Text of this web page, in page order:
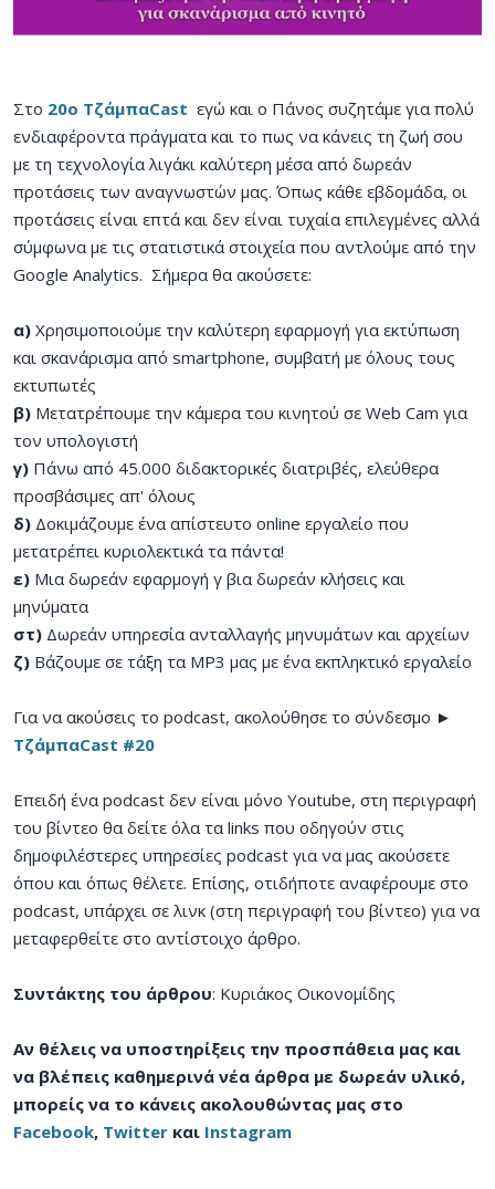
Στο 20ο ΤζάμπαCast εγώ και ο Πάνος συζητάμε για πολύ
ενδιαφέροντα πράγματα και το πως να κάνεις τη ζωή σου
με τη τεχνολογία λιγάκι καλύτερη μέσα από δωρεάν
προτάσεις των αναγνωστών μας. Όπως κάθε εβδομάδα, οι
προτάσεις είναι επτά και δεν είναι τυχαία επιλεγμένες αλλά
σύμφωνα με τις στατιστικά στοιχεία που αντλούμε από την
Google Analytics. Σήμερα θα ακούσετε:
α) Χρησιμοποιούμε την καλύτερη εφαρμογή για εκτύπωση
και σκανάρισμα από smartphone, συμβατή με όλους τους
εκτυπωτές
β) Μετατρέπουμε την κάμερα του κινητού σε Web Cam για
τον υπολογιστή
γ) Πάνω από 45.000 διδακτορικές διατριβές, ελεύθερα
προσβάσιμες απ' όλους
δ) Δοκιμάζουμε ένα απίστευτο online εργαλείο που
μετατρέπει κυριολεκτικά τα πάντα!
ε) Μια δωρεάν εφαρμογή γ βια δωρεάν κλήσεις και
μηνύματα
στ) Δωρεάν υπηρεσία ανταλλαγής μηνυμάτων και αρχείων
ζ) Βάζουμε σε τάξη τα MP3 μας με ένα εκπληκτικό εργαλείο
Για να ακούσεις το podcast, ακολούθησε το σύνδεσμο ►
ΤζάμπαCast #20
Επειδή ένα podcast δεν είναι μόνο Youtube, στη περιγραφή
του βίντεο θα δείτε όλα τα links που οδηγούν στις
δημοφιλέστερες υπηρεσίες podcast για να μας ακούσετε
όπου και όπως θέλετε. Επίσης, οτιδήποτε αναφέρουμε στο
podcast, υπάρχει σε λινκ (στη περιγραφή του βίντεο) για να
μεταφερθείτε στο αντίστοιχο άρθρο.
Συντάκτης του άρθρου: Κυριάκος Οικονομίδης
Αν θέλεις να υποστηρίξεις την προσπάθεια μας και
να βλέπεις καθημερινά νέα άρθρα με δωρεάν υλικό,
μπορείς να το κάνεις ακολουθώντας μας στο
Facebook, Twitter και Instagram